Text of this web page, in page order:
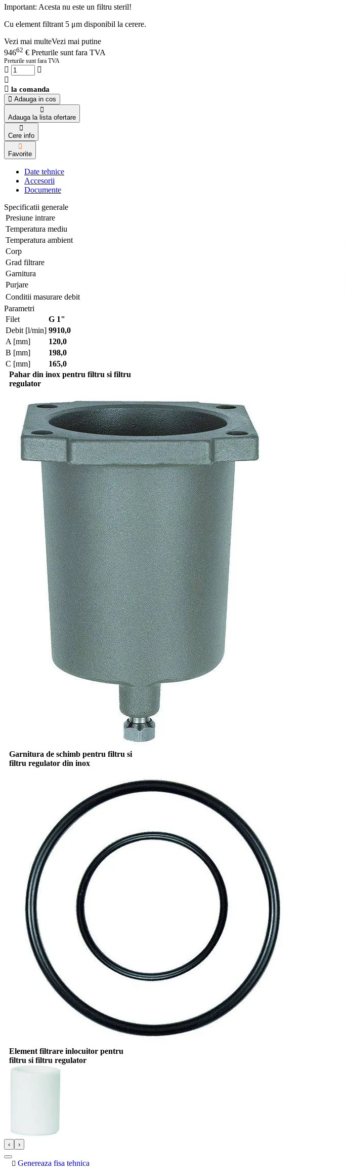
Important: Acesta nu este un filtru steril!
Cu element filtrant 5 μm disponibil la cerere.
Vezi mai multeVezi mai putine
94662 € Preturile sunt fara TVA
Preturile sunt fara TVA
la comanda
Adauga in cos
Adauga la lista ofertare
Cere info
Favorite
Date tehnice
Accesorii
Documente
Specificatii generale
Presiune intrare
Temperatura mediu
Temperatura ambient
Corp
Grad filtrare
Garnitura
Purjare
Conditii masurare debit
Parametri
Filet
G 1"
Debit [l/min] 9910,0
A [mm]
120,0
B [mm]
198,0
C [mm]
165,0
Pahar din inox pentru filtru si filtru
regulator
Garnitura de schimb pentru filtru si
filtru regulator din inox
Element filtrare inlocuitor pentru
filtru si filtru regulator
‹ ›
Genereaza fisa tehnica